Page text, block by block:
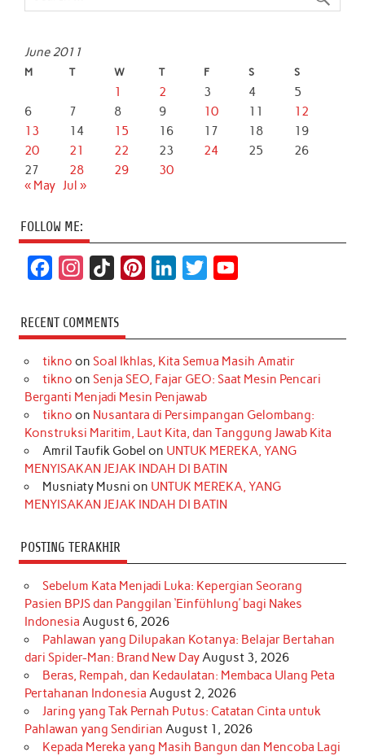
June 2011
M T W T F S S
1 2 3 4
5
6
7 8 9 10 11
12
13
14 15 16 17 18
19
20
21 22 23 24 25
26
27
28 29
30
« May Jul »
FOLLOW ME:
c
e
b
o
k
s
t
a
r
a
m
k
T
o
k
t
e
r
e
s
t
k
e
d
I
n
t
t
r
T
u
e
RECENT COMMENTS
tikno on Soal Ikhlas, Kita Semua Masih Amatir
tikno on Senja SEO, Fajar GEO: Saat Mesin Pencari
Berganti Menjadi Mesin Penjawab
tikno on Nusantara di Persimpangan Gelombang:
Konstruksi Maritim, Laut Kita, dan Tanggung Jawab Kita
Amril Taufik Gobel on UNTUK MEREKA, YANG
MENYISAKAN JEJAK INDAH DI BATIN
Musniaty Musni on UNTUK MEREKA, YANG
MENYISAKAN JEJAK INDAH DI BATIN
POSTING TERAKHIR
Sebelum Kata Menjadi Luka: Kepergian Seorang
Pasien BPJS dan Panggilan ‘Einfühlung’ bagi Nakes
Indonesia August 6, 2026
Pahlawan yang Dilupakan Kotanya: Belajar Bertahan
dari Spider-Man: Brand New Day August 3, 2026
Beras, Rempah, dan Kedaulatan: Membaca Ulang Peta
Pertahanan Indonesia August 2, 2026
Jaring yang Tak Pernah Putus: Catatan Cinta untuk
Pahlawan yang Sendirian August 1, 2026
Kepada Mereka yang Masih Bangun dan Mencoba Lagi